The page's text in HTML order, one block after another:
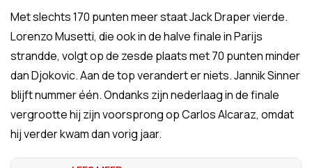
Met slechts 170 punten meer staat Jack Draper vierde.
Lorenzo Musetti, die ook in de halve finale in Parijs
strandde, volgt op de zesde plaats met 70 punten minder
dan Djokovic. Aan de top verandert er niets. Jannik Sinner
blijft nummer één. Ondanks zijn nederlaag in de finale
vergrootte hij zijn voorsprong op Carlos Alcaraz, omdat
hij verder kwam dan vorig jaar.